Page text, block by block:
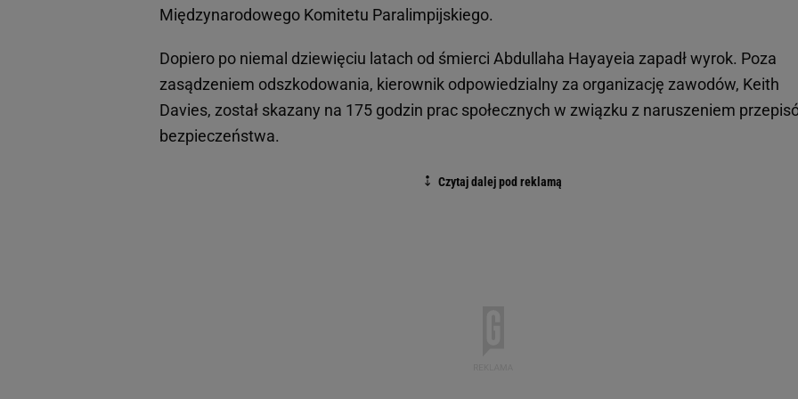
Międzynarodowego Komitetu Paralimpijskiego.
Dopiero po niemal dziewięciu latach od śmierci Abdullaha Hayayeia zapadł wyrok. Poza
zasądzeniem odszkodowania, kierownik odpowiedzialny za organizację zawodów, Keith
Davies, został skazany na 175 godzin prac społecznych w związku z naruszeniem
bezpieczeństwa.